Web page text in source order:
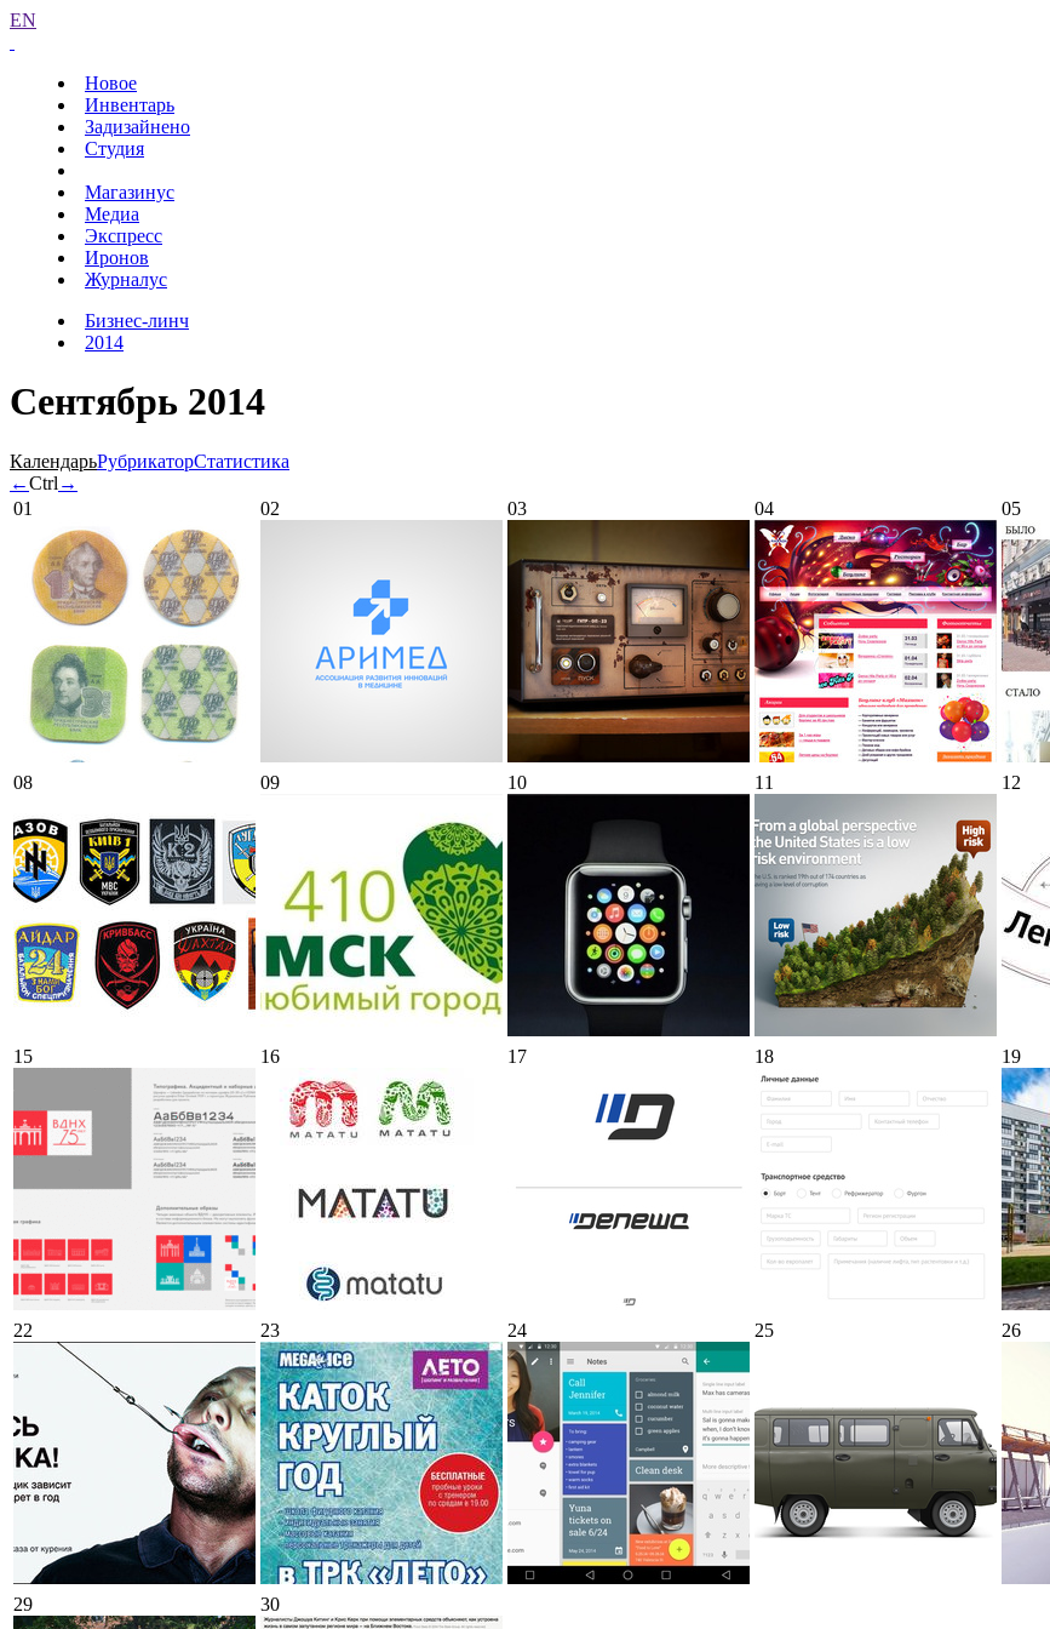
EN
Новое
Инвентарь
Задизайнено
Студия
Магазинус
Медиа
Экспресс
Иронов
Журналус
Бизнес-линч
2014
Сентябрь 2014
КалендарьРубрикаторСтатистика
←Ctrl →
01
02 03 04 05
08 09 10 11 12
15 16 17 18 19
22 23 24 25 26
29 30